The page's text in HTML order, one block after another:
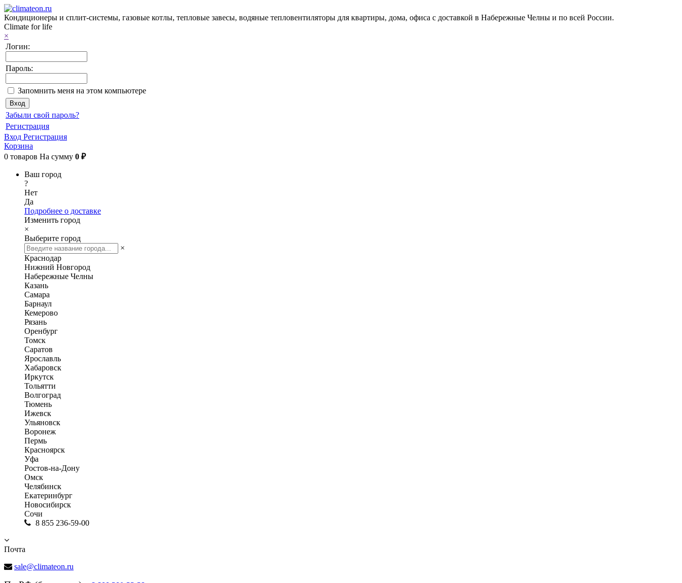
Кондиционеры и сплит-системы, газовые котлы, тепловые завесы, водяные тепловентиляторы для квартиры, дома, офиса с доставкой в Набережные Челны и по всей России.
Climate for life
×
Логин:
Пароль:
Запомнить меня на этом компьютере
Забыли свой пароль?
Регистрация
Вход Регистрация
Корзина
0 товаров На сумму 0 ₽
Ваш город
?
Нет
Да
Подробнее о доставке
Изменить город
×
Выберите город
×
Краснодар
Нижний Новгород
Набережные Челны
Казань
Самара
Барнаул
Кемерово
Рязань
Оренбург
Томск
Саратов
Ярославль
Хабаровск
Иркутск
Тольятти
Волгоград
Тюмень
Ижевск
Ульяновск
Воронеж
Пермь
Красноярск
Уфа
Ростов-на-Дону
Омск
Челябинск
Екатеринбург
Новосибирск
Сочи
8 855 236-59-00
Почта
sale@climateon.ru